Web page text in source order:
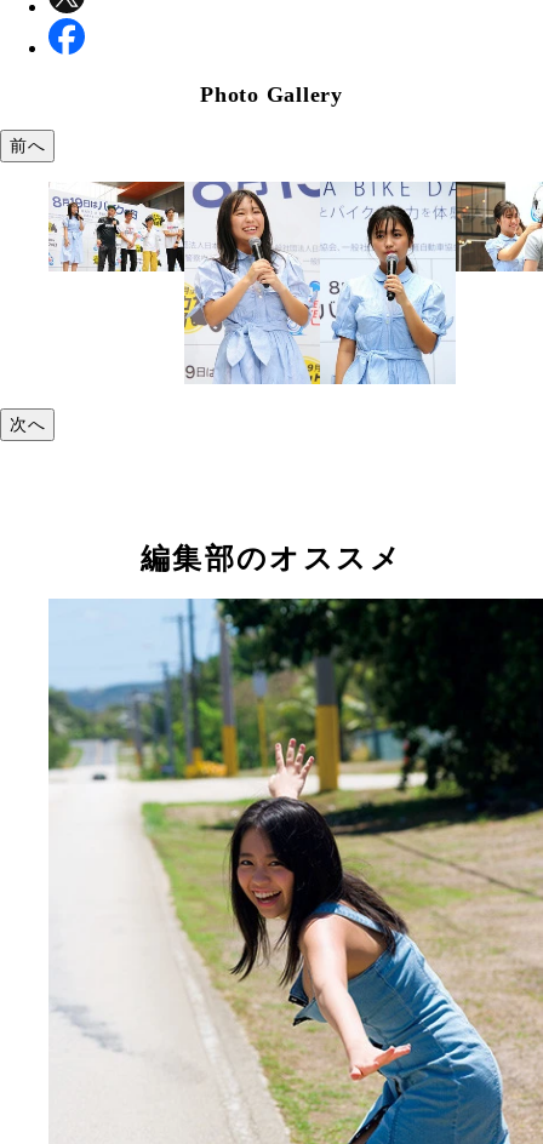
Photo Gallery
前へ
次へ
編集部のオススメ